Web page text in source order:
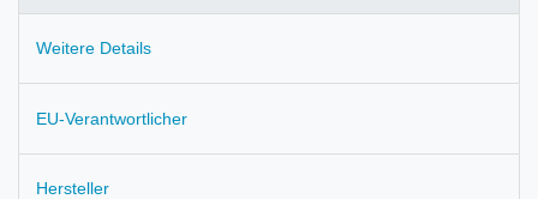
Weitere Details
EU-Verantwortlicher
Hersteller